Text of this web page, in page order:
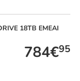
18TB EMEAI
784€95